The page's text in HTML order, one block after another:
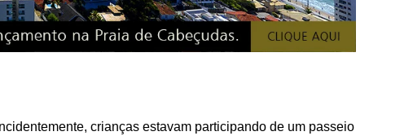
crianças estavam participando de um passeio